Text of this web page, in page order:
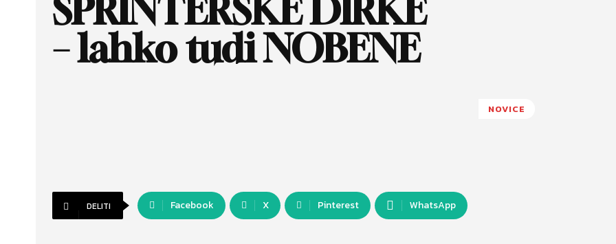
SPRINTERSKE DIRKE
– lahko tudi NOBENE
NOVICE
DELITI Facebook X Pinterest WhatsApp